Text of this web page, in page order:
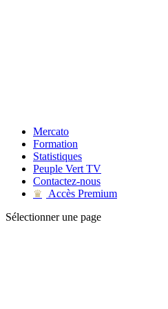
Mercato
Formation
Statistiques
Peuple Vert TV
Contactez-nous
♛
Accès Premium
Sélectionner une page